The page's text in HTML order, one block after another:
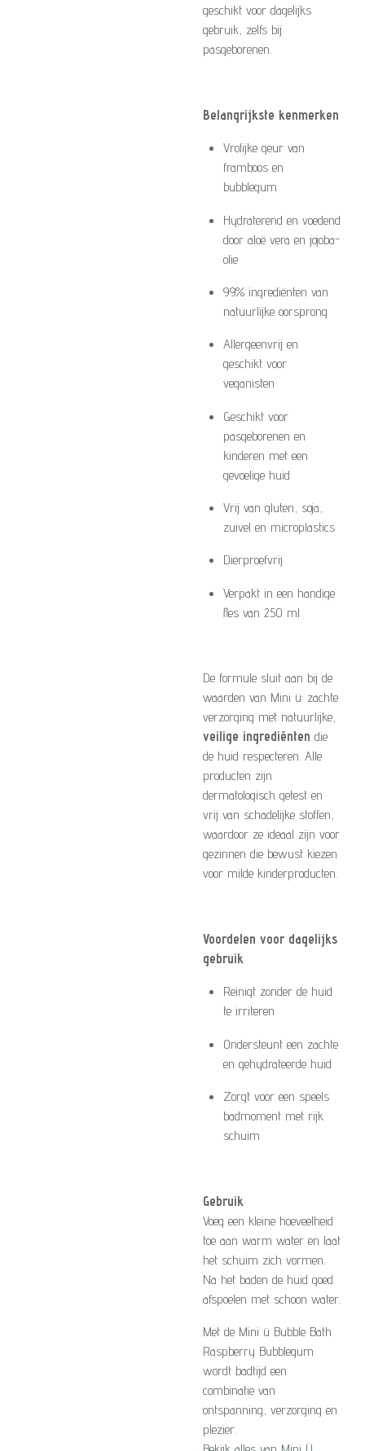
geschikt voor dagelijks
gebruik, zelfs bij
pasgeborenen.
Belangrijkste kenmerken
Vrolijke geur van
framboos en
bubblegum
Hydraterend en voedend
door aloë vera en jojoba-
olie
99% ingrediënten van
natuurlijke oorsprong
Allergeenvrij en
geschikt voor
veganisten
Geschikt voor
pasgeborenen en
kinderen met een
gevoelige huid
Vrij van gluten, soja,
zuivel en microplastics
Dierproefvrij
Verpakt in een handige
fles van 250 ml
De formule sluit aan bij de
waarden van Mini ü: zachte
verzorging met natuurlijke,
veilige ingrediënten die
de huid respecteren. Alle
producten zijn
dermatologisch getest en
vrij van schadelijke stoffen,
waardoor ze ideaal zijn voor
gezinnen die bewust kiezen
voor milde kinderproducten.
Voordelen voor dagelijks
gebruik
Reinigt zonder de huid
te irriteren
Ondersteunt een zachte
en gehydrateerde huid
Zorgt voor een speels
badmoment met rijk
schuim
Gebruik
Voeg een kleine hoeveelheid
toe aan warm water en laat
het schuim zich vormen.
Na het baden de huid goed
afspoelen met schoon water.
Met de Mini ü Bubble Bath
Raspberry Bubblegum
wordt badtijd een
combinatie van
ontspanning, verzorging en
plezier.